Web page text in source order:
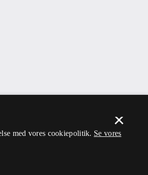
×
med vores cookiepolitik. Se vores